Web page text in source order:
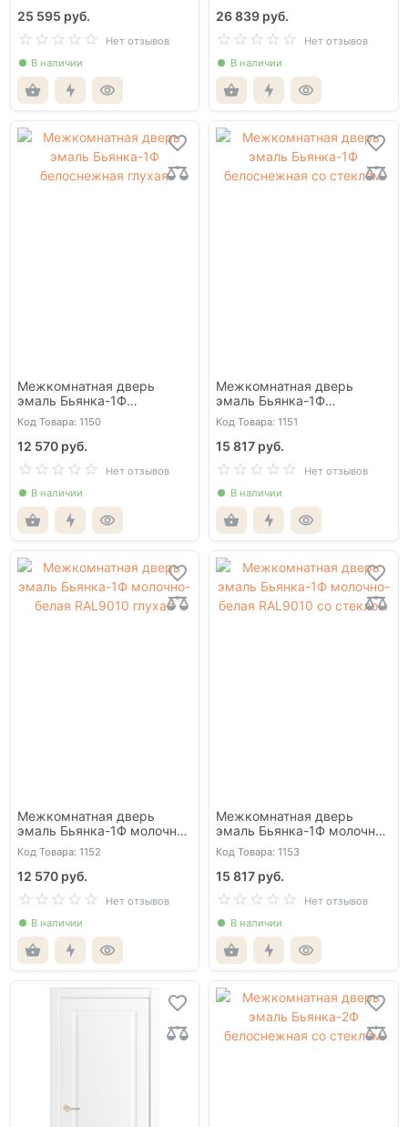
25 595 руб.
Нет отзывов
В наличии
26 839 руб.
Нет отзывов
В наличии
Межкомнатная дверь
эмаль Бьянка-1Ф
белоснежная глухая
Код Товара: 1150
12 570 руб.
Нет отзывов
В наличии
Межкомнатная дверь
эмаль Бьянка-1Ф
белоснежная со стеклом
Код Товара: 1151
15 817 руб.
Нет отзывов
В наличии
Межкомнатная дверь
эмаль Бьянка-1Ф молочно-
белая RAL9010 глухая
Код Товара: 1152
12 570 руб.
Нет отзывов
В наличии
Межкомнатная дверь
эмаль Бьянка-1Ф молочно-
белая RAL9010 со стеклом
Код Товара: 1153
15 817 руб.
Нет отзывов
В наличии